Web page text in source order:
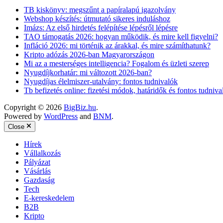
TB kiskönyv: megszűnt a papíralapú igazolvány
Webshop készítés: útmutató sikeres induláshoz
Imázs: Az első hirdetés felépítése lépésről lépésre
TAO támogatás 2026: hogyan működik, és mire kell figyelni?
Infláció 2026: mi történik az árakkal, és mire számíthatunk?
Kripto adózás 2026-ban Magyarországon
Mi az a mesterséges intelligencia? Fogalom és üzleti szerep
Nyugdíjkorhatár: mi változott 2026-ban?
Nyugdíjas élelmiszer-utalvány: fontos tudnivalók
Tb befizetés online: fizetési módok, határidők és fontos
Copyright © 2026 BigBiz.hu.
Powered by WordPress and BNM.
Close
Hírek
Vállalkozás
Pályázat
Vásárlás
Gazdaság
Tech
E-kereskedelem
B2B
Kripto